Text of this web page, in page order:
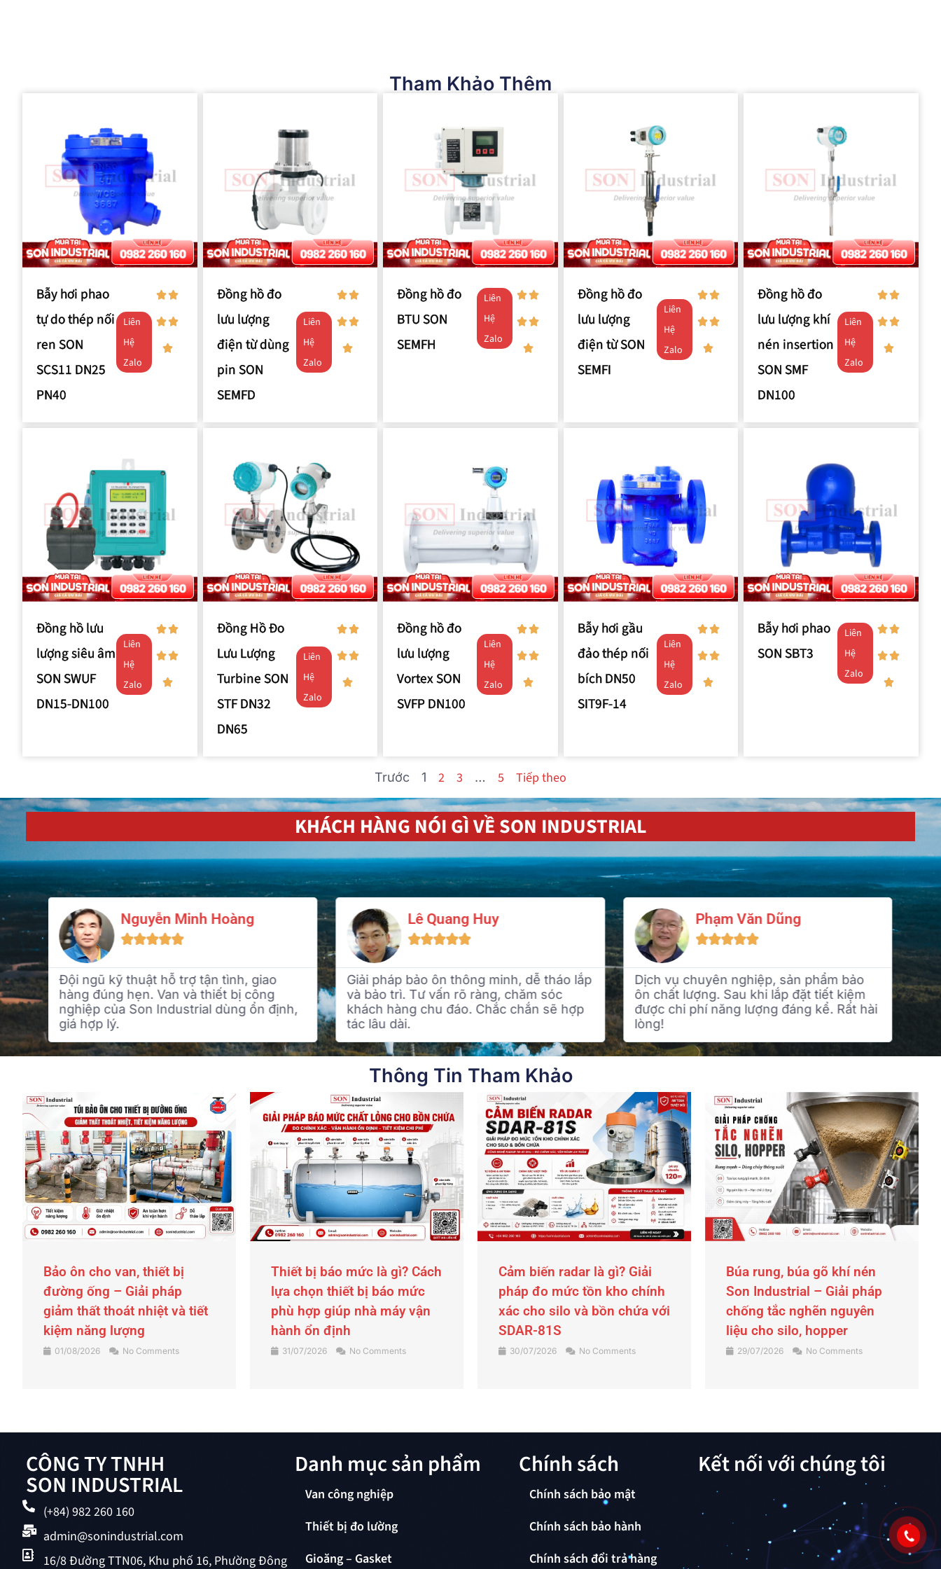
Tham Khảo Thêm
Bẫy hơi phao
tự do thép nối
ren SON
SCS11 DN25
PN40
Liên
Hệ
Zalo
Đồng hồ đo
lưu lượng
điện từ dùng
pin SON
SEMFD
Liên
Hệ
Zalo
Đồng hồ đo
BTU SON
SEMFH
Liên
Hệ
Zalo
Đồng hồ đo
lưu lượng
điện từ SON
SEMFI
Liên
Hệ
Zalo
Đồng hồ đo
lưu lượng khí
nén insertion
SON SMF
DN100
Liên
Hệ
Zalo
Đồng hồ lưu
lượng siêu âm
SON SWUF
DN15-DN100
Liên
Hệ
Zalo
Đồng Hồ Đo
Lưu Lượng
Turbine SON
STF DN32
DN65
Liên
Hệ
Zalo
Đồng hồ đo
lưu lượng
Vortex SON
SVFP DN100
Liên
Hệ
Zalo
Bẫy hơi gầu
đảo thép nối
bích DN50
SIT9F-14
Liên
Hệ
Zalo
Bẫy hơi phao
SON SBT3
Liên
Hệ
Zalo
Trước 1 2 3 … 5 Tiếp theo
KHÁCH HÀNG NÓI GÌ VỀ SON INDUSTRIAL
tình, giao
bị công
dùng ổn định,
Lê Quang Huy
Giải pháp bảo ôn thông minh, dễ tháo lắp
và bảo trì. Tư vấn rõ ràng, chăm sóc
khách hàng chu đáo. Chắc chắn sẽ hợp
Phạm Văn Dũng
Dịch vụ chuyên nghiệp, sản phẩm bảo
ôn chất lượng. Sau khi lắp đặt tiết kiệm
được chi phí năng lượng đáng kể. Rất hài
Nguyễn Minh Hoàng
Đội ngũ kỹ thuật hỗ trợ tận tình, giao
hàng đúng hẹn. Van và thiết bị công
nghiệp của Son Industrial dùng ổn
Thông Tin Tham Khảo
Thiết bị báo mức là gì? Cách
lựa chọn thiết bị báo mức
phù hợp giúp nhà máy vận
hành ổn định
31/07/2026 No Comments
Cảm biến radar là gì? Giải
pháp đo mức tồn kho chính
xác cho silo và bồn chứa với
SDAR-81S
30/07/2026 No Comments
Búa rung, búa gõ khí nén
Son Industrial – Giải pháp
chống tắc nghẽn nguyên
liệu cho silo, hopper
29/07/2026 No Comments
Tấm bảo ôn cách nhiệt
SONCLAD cho trục vít máy
ép nhựa
23/07/2026 No Comments
CÔNG TY TNHH
SON INDUSTRIAL
(+84) 982 260 160
admin@sonindustrial.com
16/8 Đường TTN06, Khu phố 16, Phường Đông
Danh mục sản phẩm
Van công nghiệp
Thiết bị đo lường
Gioăng – Gasket
Chính sách
Chính sách bảo mật
Chính sách bảo hành
Chính sách đổi trả hàng
Kết nối với chúng tôi